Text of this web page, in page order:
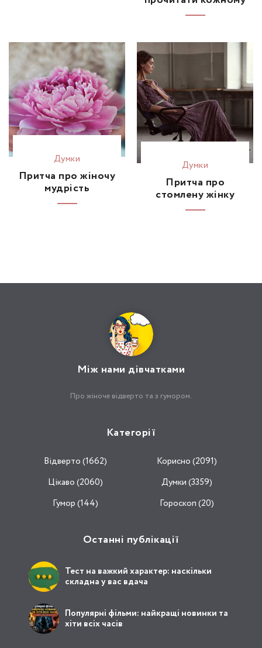
Думки
Притча про жіночу
мудрість
Думки
Притча про
стомлену жінку
Між нами дівчатками
Про жіноче відверто та з гумором.
Категорії
Відвертo (1662)
Корисно (2091)
Цікаво (2060)
Думки (3359)
Гумор (144)
Гороскоп (20)
Останні публікації
Тест на важкий характер: наскільки
складна у вас вдача
Популярні фільми: найкращі новинки та
хіти всіх часів